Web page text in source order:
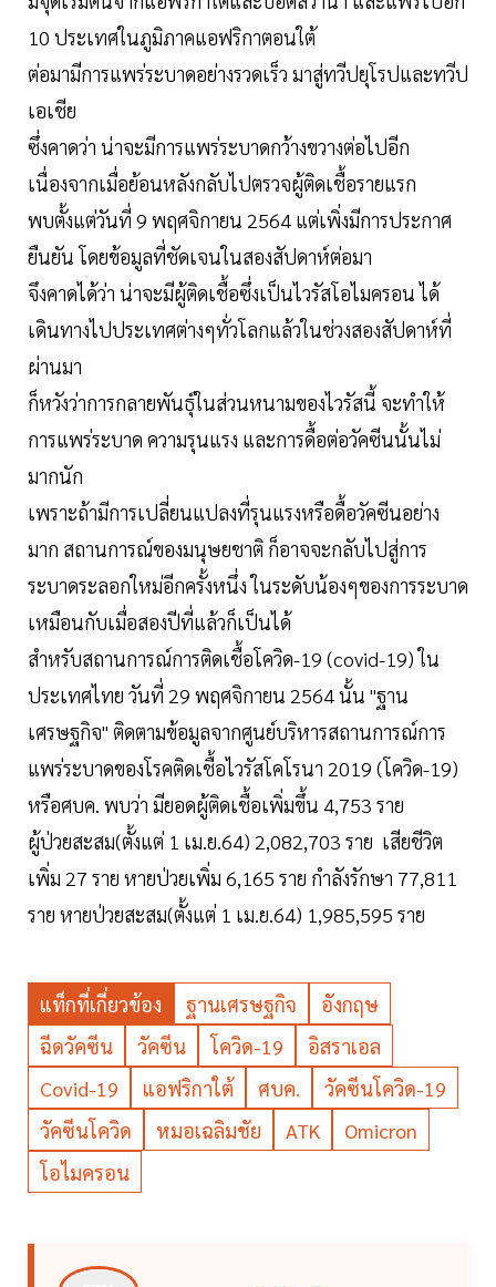
10 ประเทศในภูมิภาคแอฟริกาตอนใต้
ต่อมามีการแพร่ระบาดอย่างรวดเร็ว มาสู่ทวีปยุโรปและทวีป
เอเชีย
ซึ่งคาดว่า น่าจะมีการแพร่ระบาดกว้างขวางต่อไปอีก
เนื่องจากเมื่อย้อนหลังกลับไปตรวจผู้ติดเชื้อรายแรก
พบตั้งแต่วันที่ 9 พฤศจิกายน 2564 แต่เพิ่งมีการประกาศ
ยืนยัน โดยข้อมูลที่ชัดเจนในสองสัปดาห์ต่อมา
จึงคาดได้ว่า น่าจะมีผู้ติดเชื้อซึ่งเป็นไวรัสโอไมครอน ได้
เดินทางไปประเทศต่างๆทั่วโลกแล้วในช่วงสองสัปดาห์ที่
ผ่านมา
ก็หวังว่าการกลายพันธุ์ในส่วนหนามของไวรัสนี้ จะทำให้
การแพร่ระบาด ความรุนแรง และการดื้อต่อวัคซีนนั้นไม่
มากนัก
เพราะถ้ามีการเปลี่ยนแปลงที่รุนแรงหรือดื้อวัคซีนอย่าง
มาก สถานการณ์ของมนุษยชาติ ก็อาจจะกลับไปสู่การ
ระบาดระลอกใหม่อีกครั้งหนึ่ง ในระดับน้องๆของการระบาด
เหมือนกับเมื่อสองปีที่แล้วก็เป็นได้
สำหรับสถานการณ์การติดเชื้อโควิด-19 (covid-19) ใน
ประเทศไทย วันที่ 29 พฤศจิกายน 2564 นั้น "ฐาน
เศรษฐกิจ" ติดตามข้อมูลจากศูนย์บริหารสถานการณ์การ
แพร่ระบาดของโรคติดเชื้อไวรัสโคโรนา 2019 (โควิด-19)
หรือศบค. พบว่า มียอดผู้ติดเชื้อเพิ่มขึ้น 4,753 ราย
ผู้ป่วยสะสม(ตั้งแต่ 1 เม.ย.64) 2,082,703 ราย เสียชีวิต
เพิ่ม 27 ราย หายป่วยเพิ่ม 6,165 ราย กำลังรักษา 77,811
ราย หายป่วยสะสม(ตั้งแต่ 1 เม.ย.64) 1,985,595 ราย
แท็กที่เกี่ยวข้อง ฐานเศรษฐกิจ
อังกฤษ
ฉีดวัคซีน
วัคซีน โควิด-19
อิสราเอล
Covid-19
แอฟริกาใต้ ศบค.
วัคซีนโควิด-19
วัคซีนโควิด
หมอเฉลิมชัย ATK
Omicron
โอไมครอน